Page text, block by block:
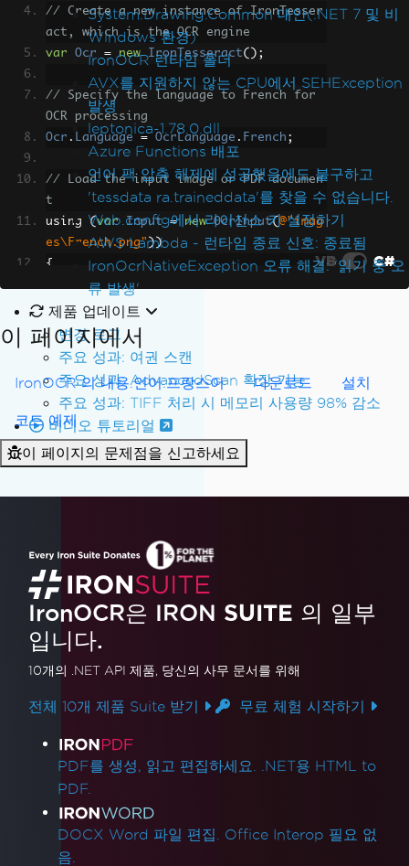
System.Drawing.Common 대안(.NET 7 및 비
Windows 환경)
IronOCR 런타임 폴더
AVX를 지원하지 않는 CPU에서 SEHException
발생
leptonica-1.78.0.dll
Azure Functions 배포
언어 팩 압축 해제에 성공했음에도 불구하고
'tessdata ra.traineddata'를 찾을 수 없습니다.
Web.config에서 라이선스 키 설정하기
AWS Lambda - 런타임 종료 신호: 종료됨
IronOcrNativeException 오류 해결: '읽기 중 오
류 발생'
제품 업데이트
변경 로그
주요 성과: 여권 스캔
주요 성과: AdvancedScan 확장 기능
주요 성과: TIFF 처리 시 메모리 사용량 98% 감소
비디오 튜토리얼
API 참조
// Create a new instance of IronTesser
act, which is the OCR engine
var
Ocr = new IronTesseract();
// Specify the language to French for
OCR processing
Ocr . Language = OcrLanguage . French ;
// Load the input image or PDF documen
t
using (var Input = new OcrInput( @"imag
es\French.png"))
{
// Perform OCR and retrieve the re
sult
var
Result
// Access the text from the OCR re
sult
var
AllText = Result .Text;
// Output or further process `AllT
}
VB C#
이 페이지에서
IronOCR 의 내용.언어.프랑스어 다운로드 설치
코드 예제
이 페이지의 문제점을 신고하세요
IronOCR은 IRON SUITE 의 일부
입니다.
10개의 .NET API 제품, 당신의 사무 문서를 위해
전체 10개 제품 Suite 받기 무료 체험 시작하기
제품 링크
PDF를 생성, 읽고 편집하세요. .NET용 HTML to
PDF.
DOCX Word 파일 편집. Office Interop 필요 없
음.